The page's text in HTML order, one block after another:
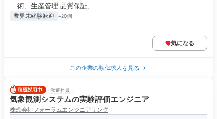
術、生産管理 品質保証、...
業界未経験歓迎 +20個
気になる
この企業の類似求人を見る
派遣社員
気象観測システムの実験評価エンジニア
株式会社フォーラムエンジニアリング